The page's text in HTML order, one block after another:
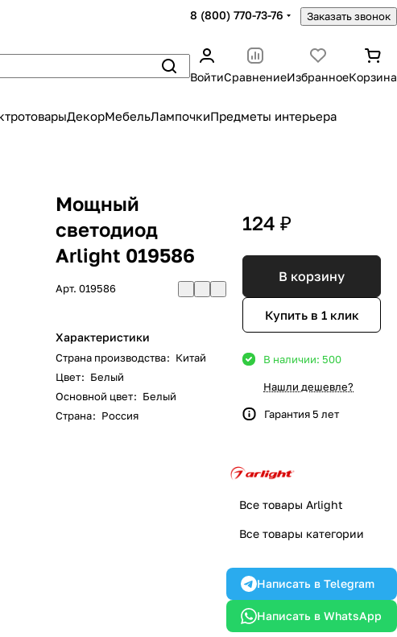
8 (800) 770-73-76 Заказать звонок
ВойтиСравнениеИзбранноеКорзина
ДекорМебельЛампочкиПредметы интерьера
Мощный
светодиод
Arlight 019586
Арт. 019586
Характеристики
Страна производства: Китай
Цвет: Белый
Основной цвет: Белый
Страна: Россия
124 ₽
В корзину
Купить в 1 клик
В наличии: 500
Нашли дешевле?
Гарантия 5 лет
Все товары Arlight
Все товары категории
Написать в Telegram
Написать в WhatsApp